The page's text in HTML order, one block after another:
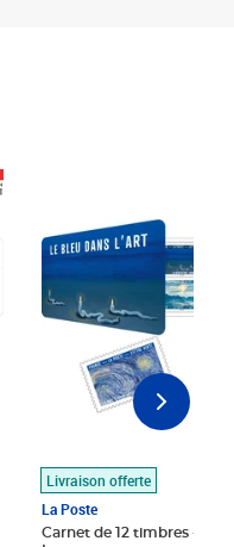
Livraison offerte
La Poste
Carnet de 12 timbres - Le